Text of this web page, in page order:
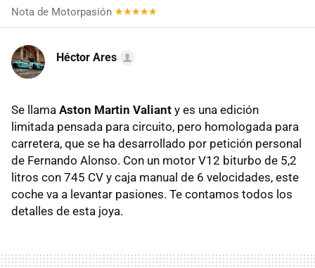
Nota de Motorpasión
Héctor Ares
Se llama Aston Martin Valiant y es una edición
limitada pensada para circuito, pero homologada para
carretera, que se ha desarrollado por petición personal
de Fernando Alonso. Con un motor V12 biturbo de 5,2
litros con 745 CV y caja manual de 6 velocidades, este
coche va a levantar pasiones. Te contamos todos los
detalles de esta joya.